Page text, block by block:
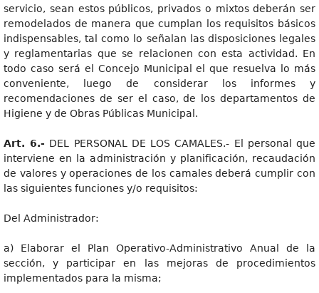
servicio, sean estos públicos, privados o mixtos deberán ser
remodelados de manera que cumplan los requisitos básicos
indispensables, tal como lo señalan las disposiciones legales
y reglamentarias que se relacionen con esta actividad. En
todo caso será el Concejo Municipal el que resuelva lo más
conveniente, luego de considerar los informes y
recomendaciones de ser el caso, de los departamentos de
Higiene y de Obras Públicas Municipal.
Art. 6.- DEL PERSONAL DE LOS CAMALES.- El personal que
interviene en la administración y planificación, recaudación
de valores y operaciones de los camales deberá cumplir con
las siguientes funciones y/o requisitos:
Del Administrador:
a) Elaborar el Plan Operativo-Administrativo Anual de la
sección, y participar en las mejoras de procedimientos
implementados para la misma;